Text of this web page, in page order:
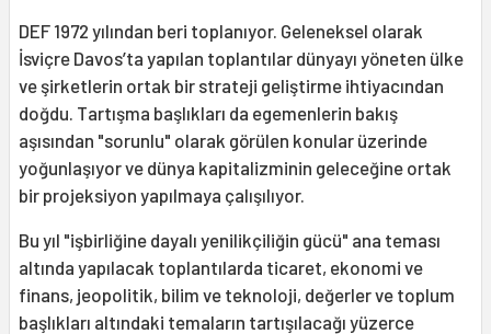
DEF 1972 yılından beri toplanıyor. Geleneksel olarak
İsviçre Davos’ta yapılan toplantılar dünyayı yöneten ülke
ve şirketlerin ortak bir strateji geliştirme ihtiyacından
doğdu. Tartışma başlıkları da egemenlerin bakış
aşısından "sorunlu" olarak görülen konular üzerinde
yoğunlaşıyor ve dünya kapitalizminin geleceğine ortak
bir projeksiyon yapılmaya çalışılıyor.
Bu yıl "işbirliğine dayalı yenilikçiliğin gücü" ana teması
altında yapılacak toplantılarda ticaret, ekonomi ve
finans, jeopolitik, bilim ve teknoloji, değerler ve toplum
başlıkları altındaki temaların tartışılacağı yüzerce